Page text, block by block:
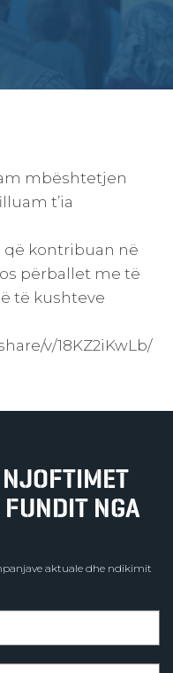
mbështetjen
t’ia
kontribuan në
përballet me të
të kushteve
v/18KZ2iKwLb/
NGA
aktuale dhe ndikimit